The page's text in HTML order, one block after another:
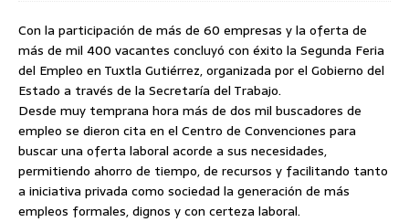
Con la participación de más de 60 empresas y la oferta de
más de mil 400 vacantes concluyó con éxito la Segunda Feria
del Empleo en Tuxtla Gutiérrez, organizada por el Gobierno del
Estado a través de la Secretaría del Trabajo.
Desde muy temprana hora más de dos mil buscadores de
empleo se dieron cita en el Centro de Convenciones para
buscar una oferta laboral acorde a sus necesidades,
permitiendo ahorro de tiempo,de recursos y facilitando tanto
a iniciativa privada como sociedad la generación de más
empleos formales, dignos y con certeza laboral.